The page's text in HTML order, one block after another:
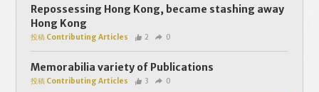
Repossessing Hong Kong, became stashing away
Hong Kong
投稿 Contributing Articles 2 0
Memorabilia variety of Publications
投稿 Contributing Articles 3 0